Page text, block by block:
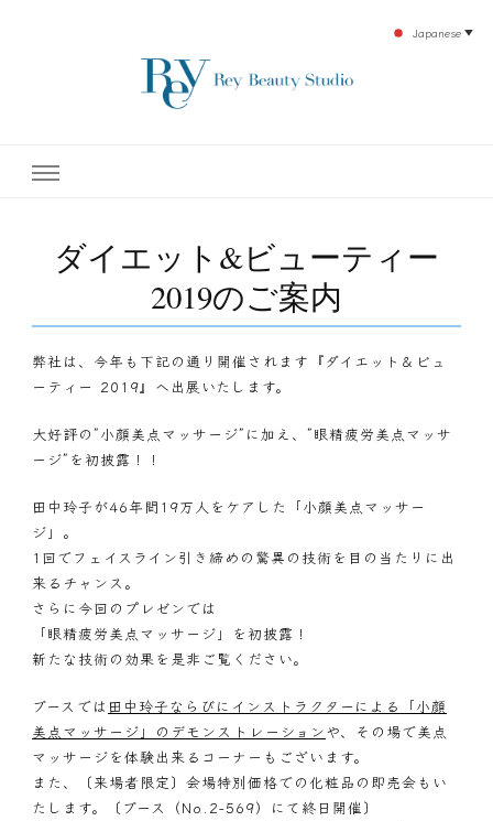
エステ
テ開設45年の実績を誇る本格エステだからこそ、お客様が必ず満足してもらえるこ
ダイエット&ビューティー
2019のご案内
弊社は、今年も下記の通り開催されます『ダイエット＆ビュ
ーティー 2019』へ出展いたします。
大好評の”小顔美点マッサージ”に加え、”眼精疲労美点マッサ
ージ”を初披露！！
田中玲子が46年間19万人をケアした「小顔美点マッサー
ジ」。
1回でフェイスライン引き締めの驚異の技術を目の当たりに出
来るチャンス。
さらに今回のプレゼンでは
「眼精疲労美点マッサージ」を初披露！
新たな技術の効果を是非ご覧ください。
ブースでは 田中玲子ならびにインストラクターによる「小顔
美点マッサージ」のデモンストレーションや、その場で美点
マッサージを体験出来るコーナーもございます。
また、〔来場者限定〕会場特別価格での化粧品の即売会もい
たします。〔ブース（No.2-569）にて終日開催〕
Japanese ▼